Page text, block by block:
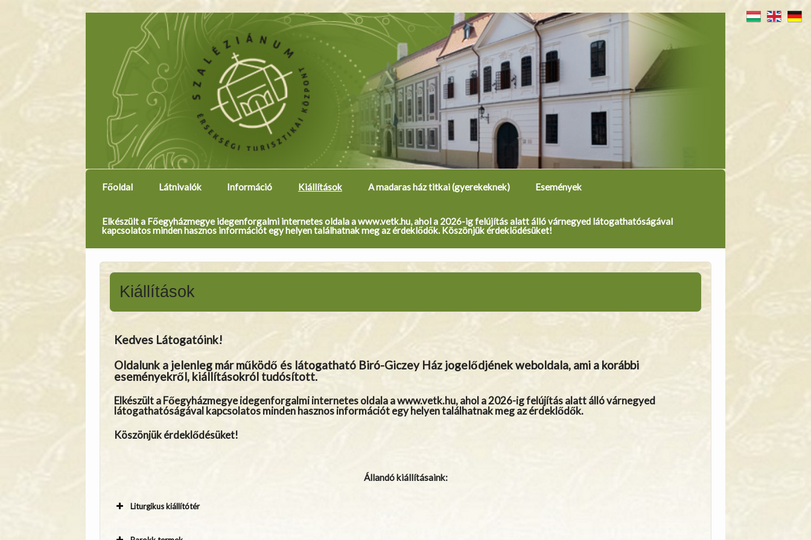
Főoldal Látnivalók Információ Kiállítások A madaras ház titkai (gyerekeknek) Események
Elkészült a Főegyházmegye idegenforgalmi internetes oldala a www.vetk.hu, ahol a 2026-ig felújítás alatt álló várnegyed látogathatóságával
kapcsolatos minden hasznos információt egy helyen találhatnak meg az érdeklődők. Köszönjük érdeklődésüket!
Kiállítások
Kedves Látogatóink!
Oldalunk a jelenleg már működő és látogatható Biró-Giczey Ház jogelődjének weboldala, ami a korábbi
eseményekről, kiállításokról tudósított.
Elkészült a Főegyházmegye idegenforgalmi internetes oldala awww.vetk.hu,ahol a 2026-ig felújítás alatt álló várnegyed
látogathatóságával kapcsolatos minden hasznos információt egy helyen találhatnak meg az érdeklődők.
Köszönjük érdeklődésüket!
Állandó kiállításaink:
Liturgikus kiállítótér